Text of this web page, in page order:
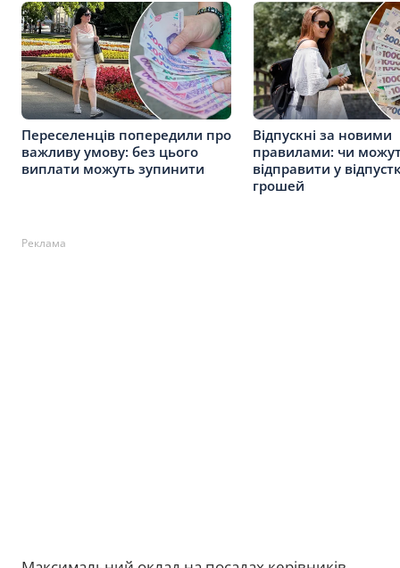
Переселенців попередили про
важливу умову: без цього
виплати можуть зупинити
Відпускні за новими
правилами: чи
відправити у
грошей
Реклама